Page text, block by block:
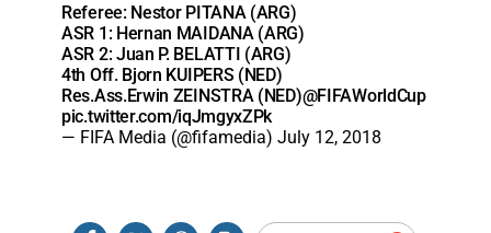
Referee: Nestor PITANA (ARG)
ASR 1: Hernan MAIDANA (ARG)
ASR 2: Juan P. BELATTI (ARG)
4th Off. Bjorn KUIPERS (NED)
Res.Ass.Erwin ZEINSTRA (NED)@FIFAWorldCup
pic.twitter.com/iqJmgyxZPk
— FIFA Media (@fifamedia) July 12, 2018